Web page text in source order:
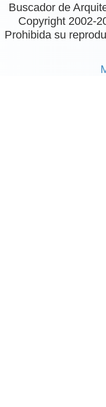
Buscador de
Copyright 2002-
Prohibida su